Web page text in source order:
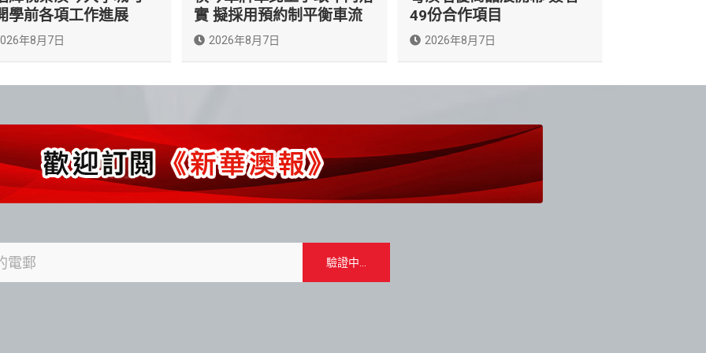
學前各項工作進展
年8月7日
實 擬採用預約制平衡車流
2026年8月7日
49份合作項目
2026年8月7日